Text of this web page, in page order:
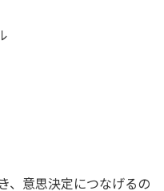
、意思決定につなげるの